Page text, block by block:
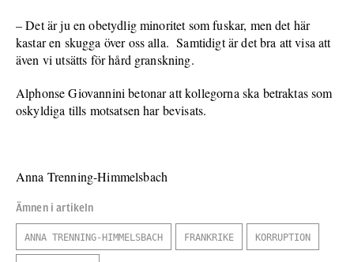
– Det är ju en obetydlig minoritet som fuskar, men det här
kastar en skugga över oss alla. Samtidigt är det bra att visa att
även vi utsätts för hård granskning.
Alphonse Giovannini betonar att kollegorna ska betraktas som
oskyldiga tills motsatsen har bevisats.
Anna Trenning-Himmelsbach
Ämnen i artikeln
ANNA TRENNING-HIMMELSBACH FRANKRIKE KORRUPTION